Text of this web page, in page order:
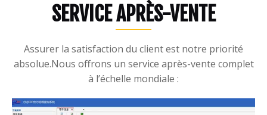
SERVICE APRÈS-VENTE
Assurer la satisfaction du client est notre priorité
absolue.Nous offrons un service après-vente complet
à l’échelle mondiale :